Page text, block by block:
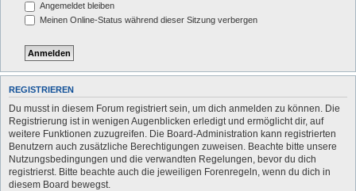
Angemeldet bleiben
Meinen Online-Status während dieser Sitzung verbergen
REGISTRIEREN
Du musst in diesem Forum registriert sein, um dich anmelden zu können. Die
Registrierung ist in wenigen Augenblicken erledigt und ermöglicht dir, auf
weitere Funktionen zuzugreifen. Die Board-Administration kann registrierten
Benutzern auch zusätzliche Berechtigungen zuweisen. Beachte bitte unsere
Nutzungsbedingungen und die verwandten Regelungen, bevor du dich
registrierst. Bitte beachte auch die jeweiligen Forenregeln, wenn du dich in
diesem Board bewegst.